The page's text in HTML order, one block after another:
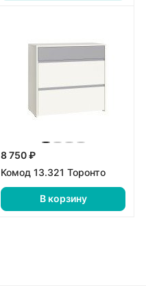
8 750 ₽
Комод 13.321 Торонто
В корзину